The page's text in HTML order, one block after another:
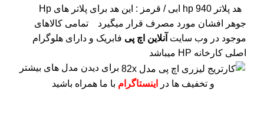
هد پلاتر 940 hp ابی / قرمز : این هد برای پلاتر های Hp
جوهر افشان مورد مصرف قرار میگیرد
تمامی کالاهای
موجود در وب سایت آنلاین اچ پی فابریک و دارای هلوگرام
اصلی کارخانه HP میباشد
برای دیدن مدل های بیشتر
و تخفیف ها در
اینستاگرام با ما همراه باشید